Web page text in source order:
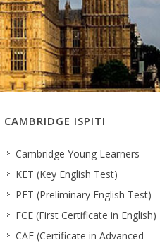
CAMBRIDGE ISPITI
Cambridge Young Learners
KET (Key English Test)
PET (Preliminary English Test)
FCE (First Certificate in English)
CAE (Certificate in Advanced